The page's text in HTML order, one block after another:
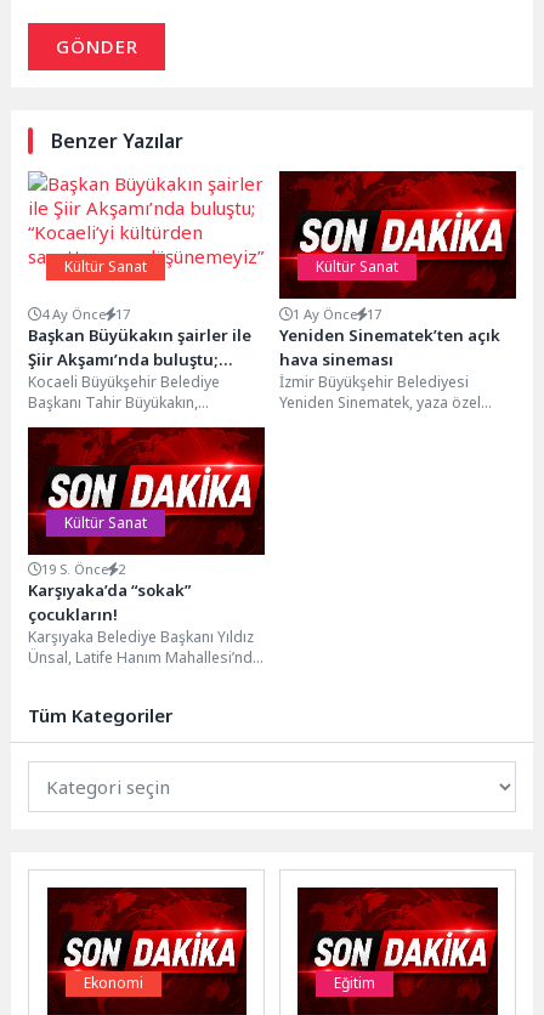
GÖNDER
Benzer Yazılar
Kültür Sanat
4 Ay Önce 17
Başkan Büyükakın şairler ile
Şiir Akşamı’nda buluştu;
“Kocaeli’yi kültürden
sanattan ayrı düşünemeyiz”
Kocaeli Büyükşehir Belediye
Başkanı Tahir Büyükakın,
Kütüphane Haftası dolayısıyla
düzenlenen “Şiir Akşamı”
programına katıldı. Başkan...
Kültür Sanat
1 Ay Önce 17
Yeniden Sinematek’ten açık
hava sineması
İzmir Büyükşehir Belediyesi
Yeniden Sinematek, yaza özel
Kültür Sanat
19 S. Önce 2
Karşıyaka’da “sokak”
çocukların!
Karşıyaka Belediye Başkanı Yıldız
Ünsal, Latife Hanım Mahallesi’nde
sakinlerinin...
Tüm Kategoriler
Ekonomi Eğitim